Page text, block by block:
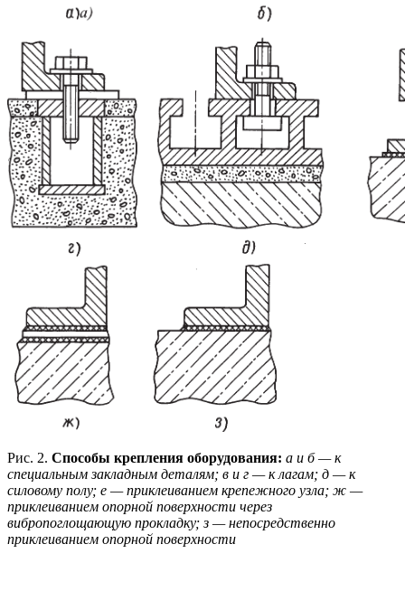
Рис. 2. Способы крепления оборудования: а и б — к
специальным закладным деталям; в и г — к лагам; д — к
силовому полу; е — приклеиванием крепежного узла; ж —
приклеиванием опорной поверхности через
вибропоглощающую прокладку; з — непосредственно
приклеиванием опорной поверхности